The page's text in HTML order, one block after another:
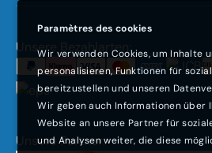
Moyens de paiement acceptés
Unsere Bezahlarten:
Unsere Partner:
Paramètres des cookies
Wir verwenden Cookies, um Inhalte
personalisieren, Funktionen für
bereitzustellen und unseren
Wir geben auch Informationen über
Website an unsere Partner für
und Analysen weiter, die diese